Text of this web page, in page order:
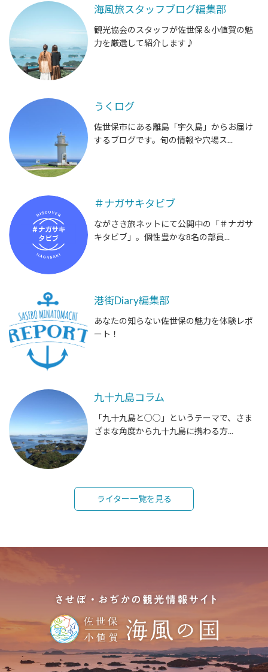
海風旅スタッフブログ編集部
観光協会のスタッフが佐世保＆小値賀の魅
力を厳選して紹介します♪
うくログ
佐世保市にある離島「宇久島」からお届け
するブログです。旬の情報や穴場ス...
＃ナガサキタビブ
ながさき旅ネットにて公開中の「＃ナガサ
キタビブ」。個性豊かな8名の部員...
港街Diary編集部
あなたの知らない佐世保の魅力を体験レポ
ート！
九十九島コラム
「九十九島と○○」というテーマで、さま
ざまな角度から九十九島に携わる方...
ライター一覧を見る